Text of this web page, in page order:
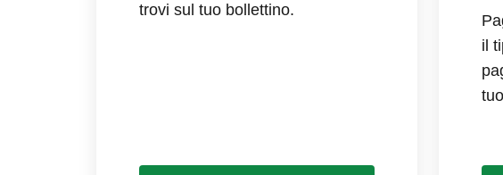
trovi sul tuo bollettino.
il